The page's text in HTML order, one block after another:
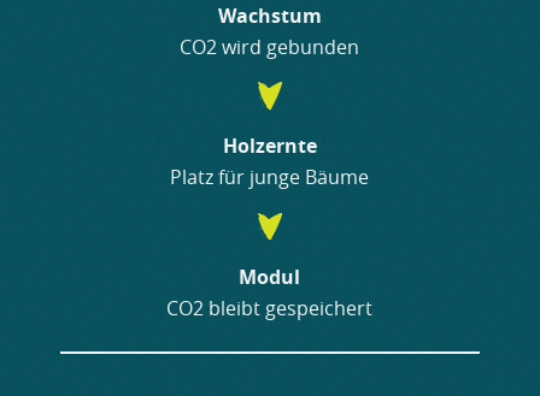
Wachstum
CO2 wird gebunden
Holzernte
Platz für junge Bäume
Modul
CO2 bleibt gespeichert